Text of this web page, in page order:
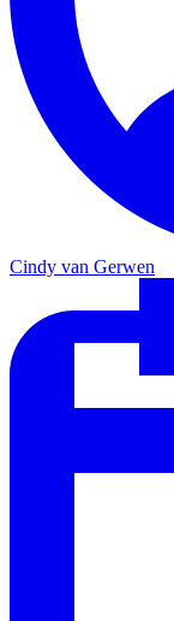
Cindy van Gerwen